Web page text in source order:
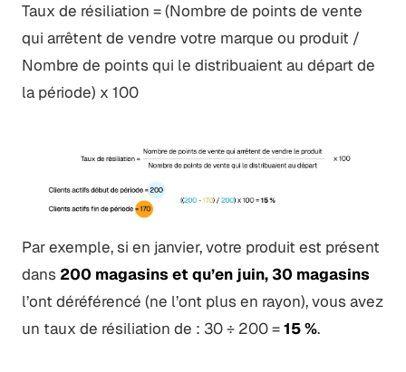
Taux de résiliation = (Nombre de points de vente
qui arrêtent de vendre votre marque ou produit /
Nombre de points qui le distribuaient au départ de
la période) x 100
Par exemple, si en janvier, votre produit est présent
dans 200 magasins et qu’en juin, 30 magasins
l’ont déréférencé (ne l’ont plus en rayon), vous avez
un taux de résiliation de : 30 ÷ 200 =15 %.